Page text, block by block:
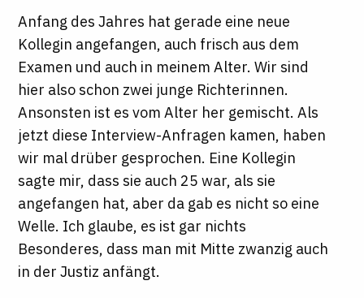
Anfang des Jahres hat gerade eine neue
Kollegin angefangen, auch frisch aus dem
Examen und auch in meinem Alter. Wir sind
hier also schon zwei junge Richterinnen.
Ansonsten ist es vom Alter her gemischt. Als
jetzt diese Interview-Anfragen kamen, haben
wir mal drüber gesprochen. Eine Kollegin
sagte mir, dass sie auch 25 war, als sie
angefangen hat, aber da gab es nicht so eine
Welle. Ich glaube, es ist gar nichts
Besonderes, dass man mit Mitte zwanzig auch
in der Justiz anfängt.